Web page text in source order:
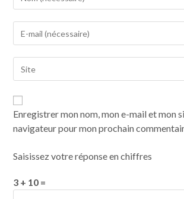
Enregistrer mon nom, mon e-mail et mon
navigateur pour mon prochain
Saisissez votre réponse en chiffres
3 + 10 =